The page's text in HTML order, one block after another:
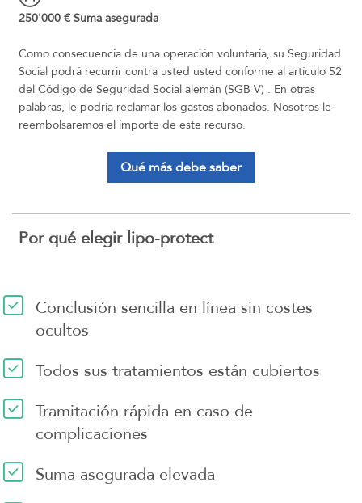
250'000 € Suma asegurada
Como consecuencia de una operación voluntaria, su Seguridad
Social podrá recurrir contra usted usted conforme al artículo 52
del Código de Seguridad Social alemán (SGB V) . En otras
palabras, le podría reclamar los gastos abonados. Nosotros le
reembolsaremos el importe de este recurso.
Qué más debe saber
Por qué elegir lipo-protect
Conclusión sencilla en línea sin costes
ocultos
Todos sus tratamientos están cubiertos
Tramitación rápida en caso de
complicaciones
Suma asegurada elevada